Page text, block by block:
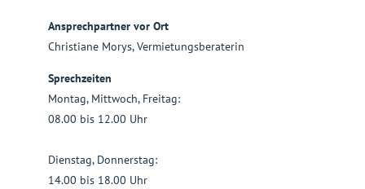
Ansprechpartner vor Ort
Christiane Morys, Vermietungsberaterin
Sprechzeiten
Montag, Mittwoch, Freitag:
08.00 bis 12.00 Uhr
Dienstag, Donnerstag:
14.00 bis 18.00 Uhr